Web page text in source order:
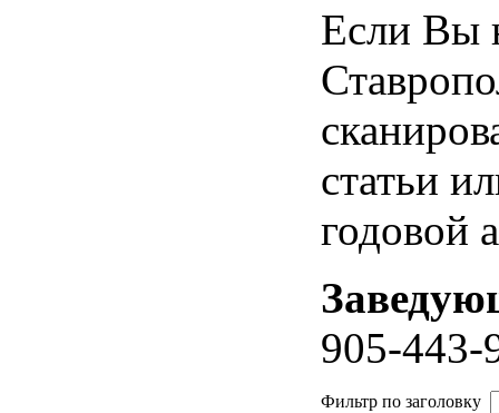
Если Вы
статьи
годовой
905-443-
Фильтр по заголовку